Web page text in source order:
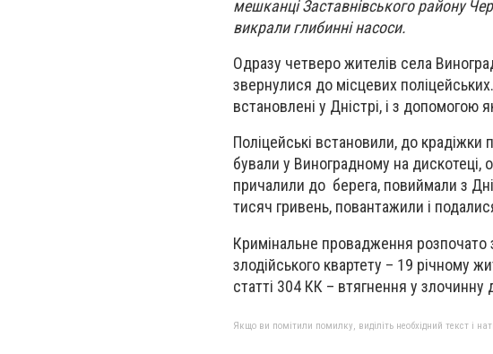
мешканці Заставнівського району
викрали глибинні насоси.
Одразу четверо жителів села
звернулися до місцевих
встановлені у Дністрі, і з допомогою
Поліцейські встановили, до крадіжки
бували у Виноградному на дискотеці,
причалили до берега, повиймали з
тисяч гривень, повантажили і
Кримінальне провадження
злодійського квартету – 19 річному
статті 304 КК – втягнення у злочинну
Якщо ви помітили помилку, виділіть необхідний текст і